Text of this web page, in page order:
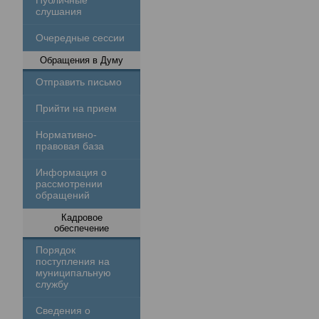
слушания
Очередные сессии
Обращения в Думу
Отправить письмо
Прийти на прием
Нормативно-
правовая база
Информация о
рассмотрении
обращений
Кадровое
обеспечение
Порядок
поступления на
муниципальную
службу
Сведения о